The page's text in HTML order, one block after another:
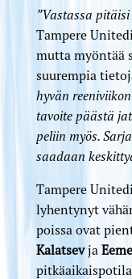
”Vastassa
Tampere
mutta myöntää
suurempia
hyvän
tavoite päästä
peliin myös.
saadaan
Tampere
lyhentynyt
poissa ovat
Kalatsevja